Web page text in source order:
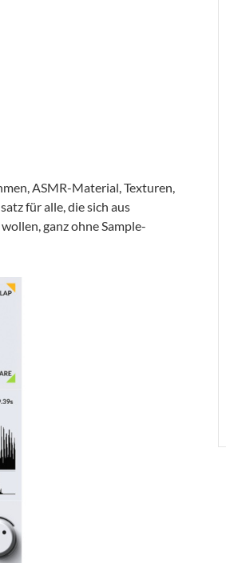
ASMR-Material, Texturen,
für alle, die sich aus
ganz ohne Sample-